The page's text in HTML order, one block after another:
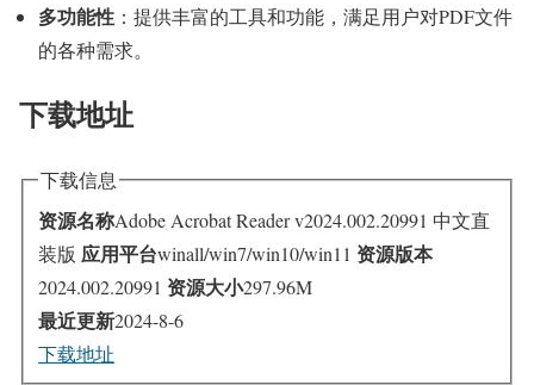
多功能性 ：提供丰富的工具和功能，满足用户对PDF文件
的各种需求。
下载地址
下载信息
资源名称Adobe Acrobat Reader v2024.002.20991 中文直
装版 应用平台winall/win7/win10/win11 资源版本
2024.002.20991 资源大小297.96M
最近更新2024-8-6
下载地址